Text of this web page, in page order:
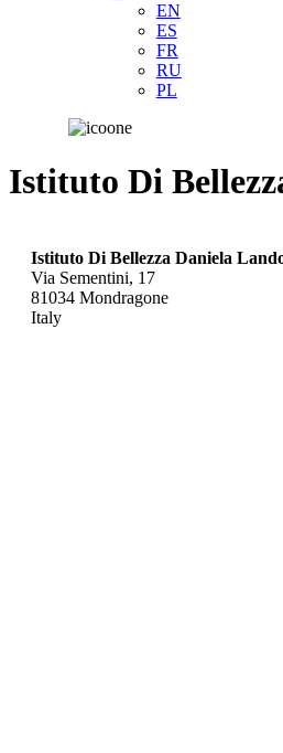
EN
ES
FR
RU
PL
Istituto Di
Istituto Di Bellezza Daniela
Via Sementini, 17
81034 Mondragone
Italy